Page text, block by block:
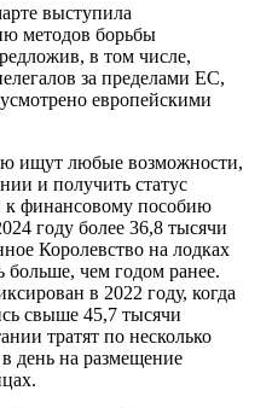
выступила
методов борьбы
в том числе,
за пределами ЕС,
европейскими
ищут любые возможности,
и получить статус
финансовому пособию
году более 36,8 тысячи
Королевство на лодках
больше, чем годом ранее.
в 2022 году, когда
свыше 45,7 тысячи
тратят по несколько
день на размещение